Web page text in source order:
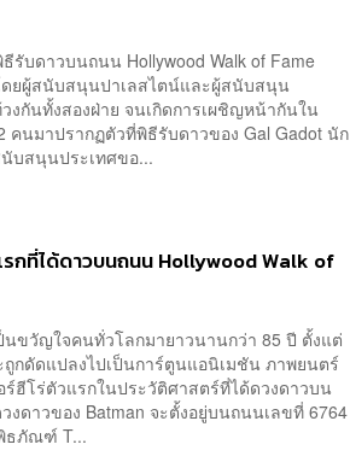
รับดาวบนถนน Hollywood Walk of Fame
ดยผู้สนับสนุนปาเลสไตน์และผู้สนับสนุน
งกันทั้งสองฝ่าย จนเกิดการเผชิญหน้ากันใน
นมาปรากฏตัวที่พิธีรับดาวของ Gal Gadot นัก
บสนุนประเทศขอ...
รกที่ได้ดาวบนถนน Hollywood Walk of
นขวัญใจคนทั่วโลกมายาวนานกว่า 85 ปี ตั้งแต่
กดัดแปลงไปเป็นการ์ตูนแอนิเมชัน ภาพยนตร์
ฮีโร่ตัวแรกในประวัติศาสตร์ที่ได้ดวงดาวบน
งดาวของ Batman จะตั้งอยู่บนถนนเลขที่ 6764
ธภัณฑ์ T...